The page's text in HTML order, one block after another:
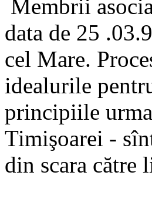
Membrii
data de 25
cel Mare.
idealurile
principiile
Timişoarei -
din scara către